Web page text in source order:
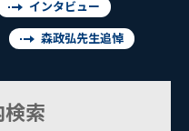
インタビュー
森政弘先生追悼
検索